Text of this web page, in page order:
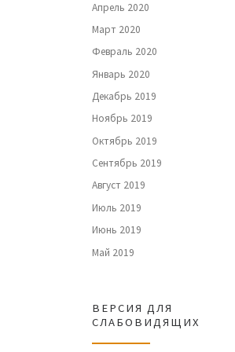
Апрель 2020
Март 2020
Февраль 2020
Январь 2020
Декабрь 2019
Ноябрь 2019
Октябрь 2019
Сентябрь 2019
Август 2019
Июль 2019
Июнь 2019
Май 2019
ВЕРСИЯ ДЛЯ
СЛАБОВИДЯЩИХ